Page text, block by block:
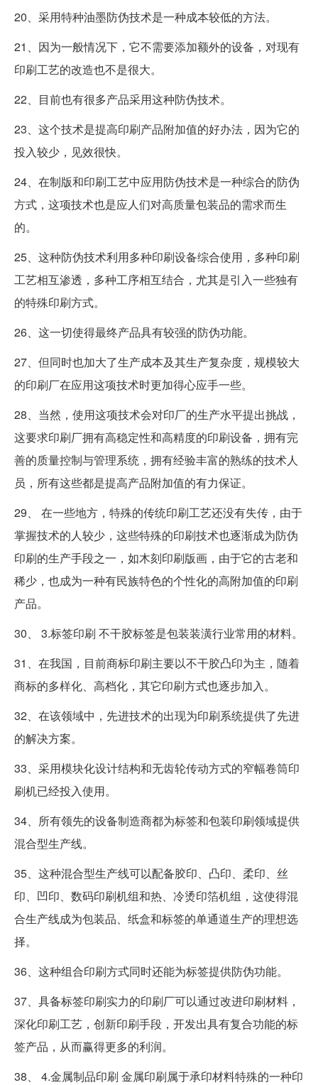
20、采用特种油墨防伪技术是一种成本较低的方法。
21、因为一般情况下，它不需要添加额外的设备，对现有
印刷工艺的改造也不是很大。
22、目前也有很多产品采用这种防伪技术。
23、这个技术是提高印刷产品附加值的好办法，因为它的
投入较少，见效很快。
24、在制版和印刷工艺中应用防伪技术是一种综合的防伪
方式，这项技术也是应人们对高质量包装品的需求而生
的。
25、这种防伪技术利用多种印刷设备综合使用，多种印刷
工艺相互渗透，多种工序相互结合，尤其是引入一些独有
的特殊印刷方式。
26、这一切使得最终产品具有较强的防伪功能。
27、但同时也加大了生产成本及其生产复杂度，规模较大
的印刷厂在应用这项技术时更加得心应手一些。
28、当然，使用这项技术会对印厂的生产水平提出挑战，
这要求印刷厂拥有高稳定性和高精度的印刷设备，拥有完
善的质量控制与管理系统，拥有经验丰富的熟练的技术人
员，所有这些都是提高产品附加值的有力保证。
29、 在一些地方，特殊的传统印刷工艺还没有失传，由于
掌握技术的人较少，这些特殊的印刷技术也逐渐成为防伪
印刷的生产手段之一，如木刻印刷版画，由于它的古老和
稀少，也成为一种有民族特色的个性化的高附加值的印刷
产品。
30、 3.标签印刷 不干胶标签是包装装潢行业常用的材料。
31、在我国，目前商标印刷主要以不干胶凸印为主，随着
商标的多样化、高档化，其它印刷方式也逐步加入。
32、在该领域中，先进技术的出现为印刷系统提供了先进
的解决方案。
33、采用模块化设计结构和无齿轮传动方式的窄幅卷筒印
刷机已经投入使用。
34、所有领先的设备制造商都为标签和包装印刷领域提供
混合型生产线。
35、这种混合型生产线可以配备胶印、凸印、柔印、丝
印、凹印、数码印刷机组和热、冷烫印箔机组，这使得混
合生产线成为包装品、纸盒和标签的单通道生产的理想选
择。
36、这种组合印刷方式同时还能为标签提供防伪功能。
37、具备标签印刷实力的印刷厂可以通过改进印刷材料，
深化印刷工艺，创新印刷手段，开发出具有复合功能的标
签产品，从而赢得更多的利润。
38、 4.金属制品印刷 金属印刷属于承印材料特殊的一种印